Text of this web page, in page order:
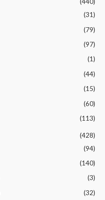
(31)
(79)
(97)
(1)
(44)
(15)
(60)
(113)
(428)
(94)
(140)
(3)
(32)